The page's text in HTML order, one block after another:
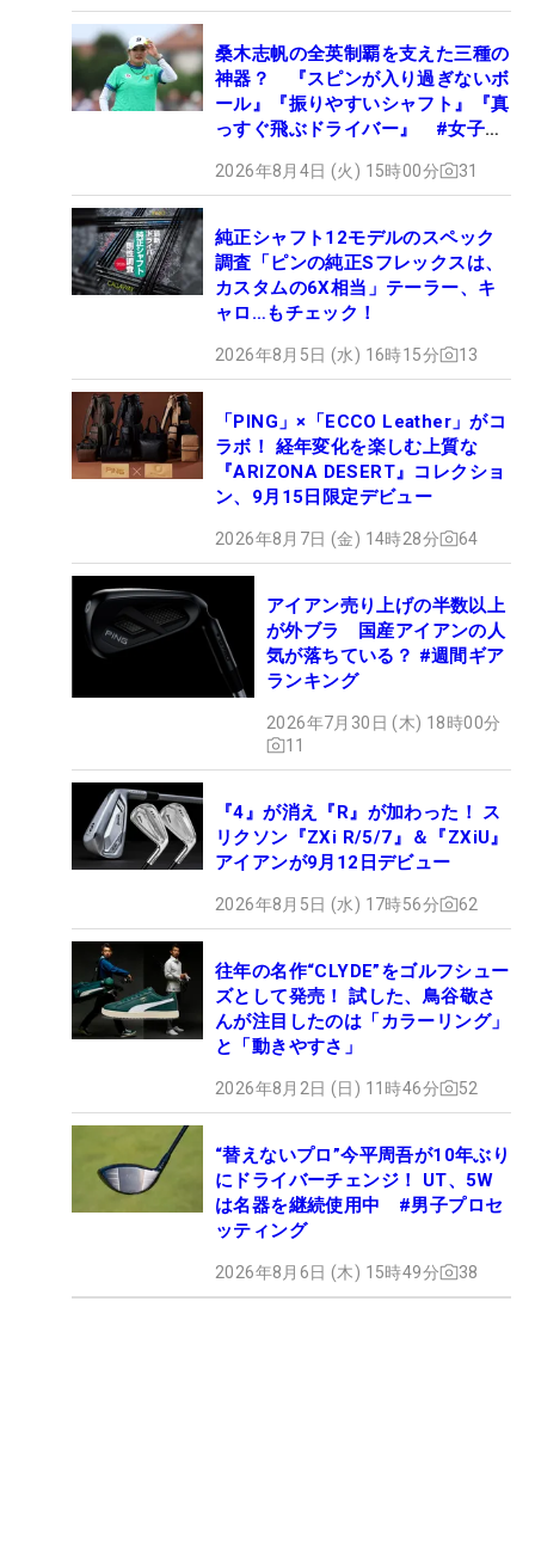
桑木志帆の全英制覇を支えた三種の
神器？ 『スピンが入り過ぎないボ
ール』『振りやすいシャフト』『真
っすぐ飛ぶドライバー』 #女子プ
2026年8月4日 (火) 15時00分 31
純正シャフト12モデルのスペック
調査「ピンの純正Sフレックスは、
カスタムの6X相当」テーラー、キ
ャロ…もチェック！
2026年8月5日 (水) 16時15分 13
「PING」×「ECCO Leather」がコ
ラボ！ 経年変化を楽しむ上質な
『ARIZONA DESERT』コレクショ
ン、9月15日限定デビュー
2026年8月7日 (金) 14時28分 64
アイアン売り上げの半数以上
が外ブラ 国産アイアンの人
気が落ちている？ #週間ギア
ランキング
2026年7月30日 (木) 18時00分
11
『4』が消え『R』が加わった！ ス
リクソン『ZXi R/5/7』＆『ZXiU』
アイアンが9月12日デビュー
2026年8月5日 (水) 17時56分 62
往年の名作“CLYDE”をゴルフシュー
ズとして発売！ 試した、鳥谷敬さ
んが注目したのは「カラーリング」
と「動きやすさ」
2026年8月2日 (日) 11時46分 52
“替えないプロ”今平周吾が10年ぶり
にドライバーチェンジ！ UT、5W
は名器を継続使用中 #男子プロセ
ッティング
2026年8月6日 (木) 15時49分 38